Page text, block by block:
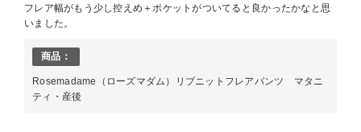
フレア幅がもう少し控えめ＋ポケットがついてると良かったかなと思
いました。
商品：
Rosemadame（ローズマダム）リブニットフレアパンツ マタニ
ティ・産後